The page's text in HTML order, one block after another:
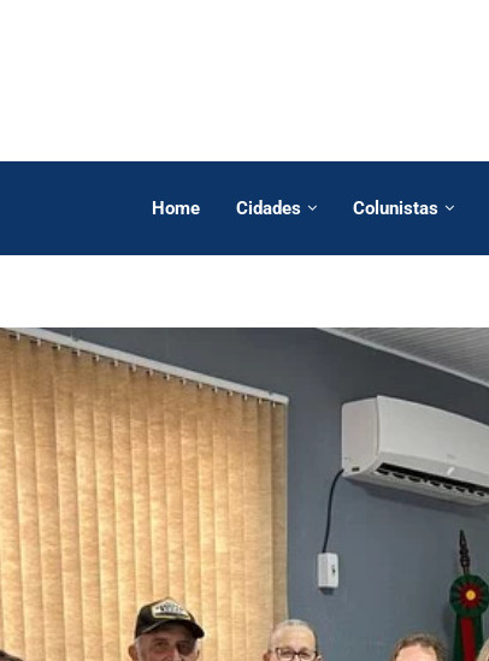
Home Cidades Colunistas